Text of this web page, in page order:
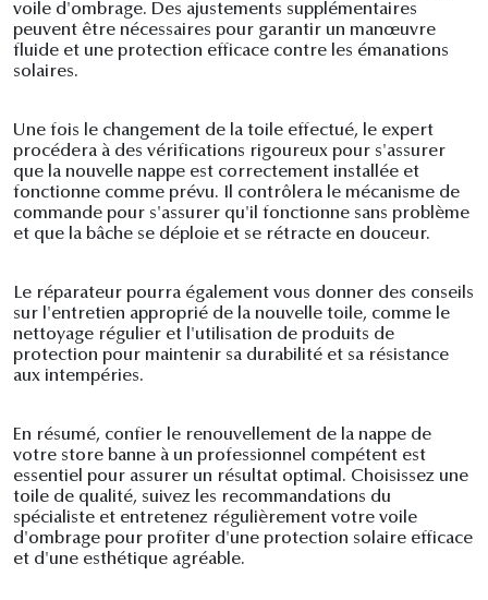
voile d'ombrage. Des ajustements supplémentaires
peuvent être nécessaires pour garantir un manœuvre
fluide et une protection efficace contre les émanations
solaires.
Une fois le changement de la toile effectué, le expert
procédera à des vérifications rigoureux pour s'assurer
que la nouvelle nappe est correctement installée et
fonctionne comme prévu. Il contrôlera le mécanisme de
commande pour s'assurer qu'il fonctionne sans problème
et que la bâche se déploie et se rétracte en douceur.
Le réparateur pourra également vous donner des conseils
sur l'entretien approprié de la nouvelle toile, comme le
nettoyage régulier et l'utilisation de produits de
protection pour maintenir sa durabilité et sa résistance
aux intempéries.
En résumé, confier le renouvellement de la nappe de
votre store banne à un professionnel compétent est
essentiel pour assurer un résultat optimal. Choisissez une
toile de qualité, suivez les recommandations du
spécialiste et entretenez régulièrement votre voile
d'ombrage pour profiter d'une protection solaire efficace
et d'une esthétique agréable.